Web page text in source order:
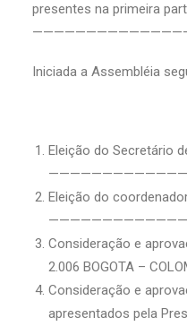
presentes na primeira
Iniciada a Assembléia
Eleição do Secretário
Eleição do
Consideração e
2.006 BOGOTA –
Consideração e
apresentados pela